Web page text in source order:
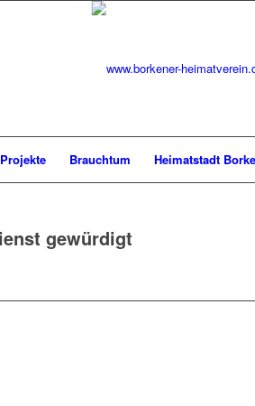
Projekte Brauchtum Heimatstadt
gewürdigt